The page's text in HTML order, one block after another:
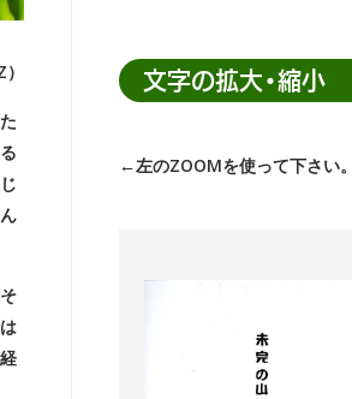
検
索
文字の拡大・縮小
←左のZOOMを使って下さい。